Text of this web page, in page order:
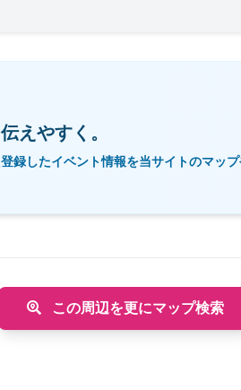
えやすく。
録したイベント情報を当サイトのマッ
この周辺を更にマップ検索